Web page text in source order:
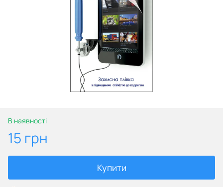
В наявності
15 грн
Купити